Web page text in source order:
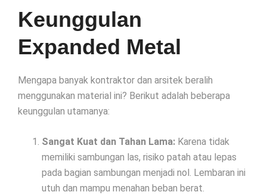
Keunggulan
Expanded Metal
Mengapa banyak kontraktor dan arsitek beralih
menggunakan material ini? Berikut adalah beberapa
keunggulan utamanya:
Sangat Kuat dan Tahan Lama: Karena tidak
memiliki sambungan las, risiko patah atau lepas
pada bagian sambungan menjadi nol. Lembaran ini
utuh dan mampu menahan beban berat.